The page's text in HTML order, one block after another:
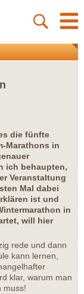
die fünfte
Marathons in
ich behaupten,
Veranstaltung
Mal dabei
ist und
in
will hier
rede und dann
kann lernen,
klar, warum man
muss!